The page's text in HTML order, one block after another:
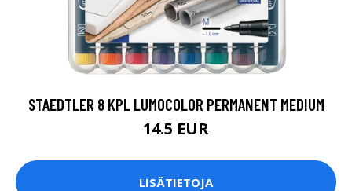
STAEDTLER 8 KPL LUMOCOLOR PERMANENT MEDIUM
14.5 EUR
LISÄTIETOJA